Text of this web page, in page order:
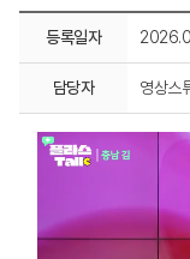
등록일자
담당자 영상스